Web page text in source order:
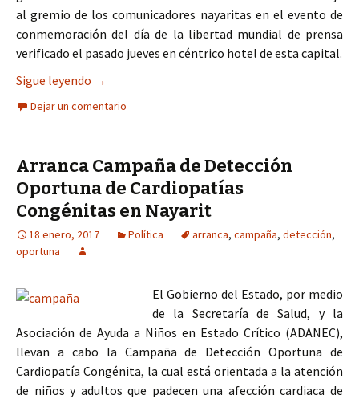
al gremio de los comunicadores nayaritas en el evento de
conmemoración del día de la libertad mundial de prensa
verificado el pasado jueves en céntrico hotel de esta capital.
Sigue leyendo Oportuna definición
→
Dejar un comentario
Arranca Campaña de Detección
Oportuna de Cardiopatías
Congénitas en Nayarit
18 enero, 2017 Política arranca, campaña, detección,
oportuna
El Gobierno del Estado, por medio
de la Secretaría de Salud, y la
Asociación de Ayuda a Niños en Estado Crítico (ADANEC),
llevan a cabo la Campaña de Detección Oportuna de
Cardiopatía Congénita, la cual está orientada a la atención
de niños y adultos que padecen una afección cardiaca de